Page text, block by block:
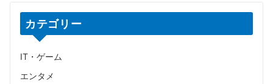
カテゴリー
IT・ゲーム
エンタメ